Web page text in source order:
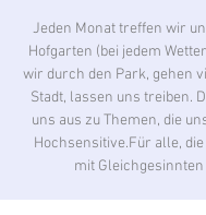
Jeden Monat treffen wir
Hofgarten (bei jedem
wir durch den Park, gehen
Stadt, lassen uns treiben.
uns aus zu Themen, die
Hochsensitive.Für alle,
mit